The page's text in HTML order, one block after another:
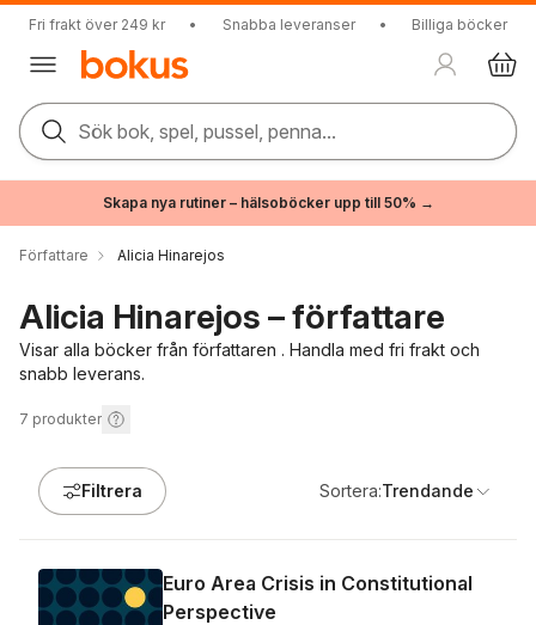
Fri frakt över 249 kr • Snabba leveranser • Billiga böcker
Sök bok, spel, pussel, penna...
Skapa nya rutiner – hälsoböcker upp till 50% →
Författare Alicia Hinarejos
Alicia Hinarejos – författare
Visar alla böcker från författaren . Handla med fri frakt och
snabb leverans.
7 produkter
Filtrera Sortera:Trendande
Euro Area Crisis in Constitutional
Perspective